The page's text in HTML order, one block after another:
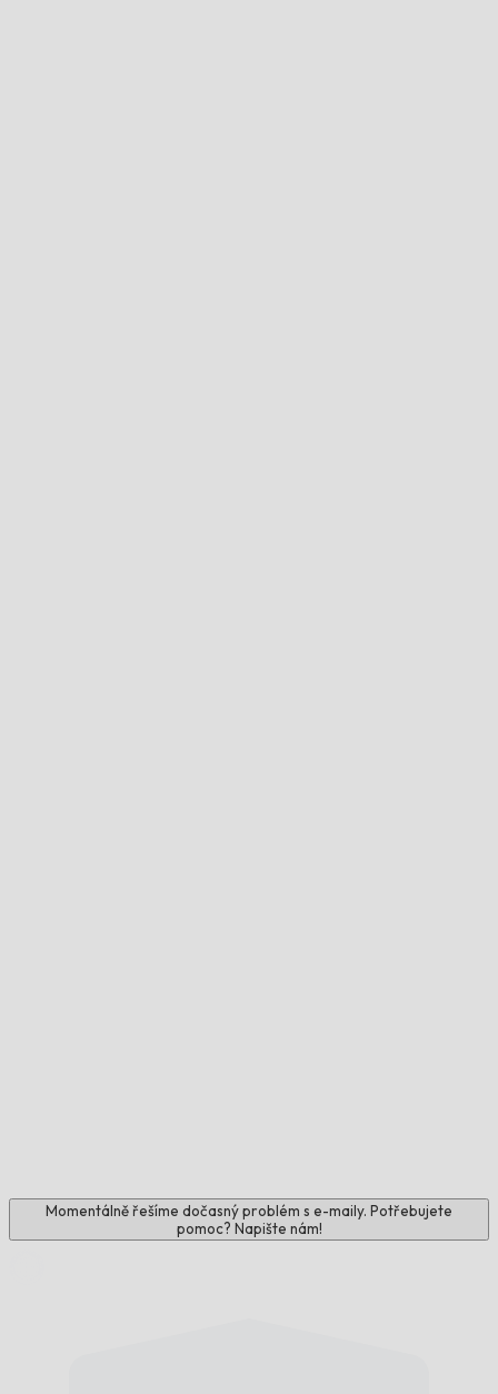
Momentálně řešíme dočasný problém s e-maily. Potřebujete
pomoc? Napište nám!